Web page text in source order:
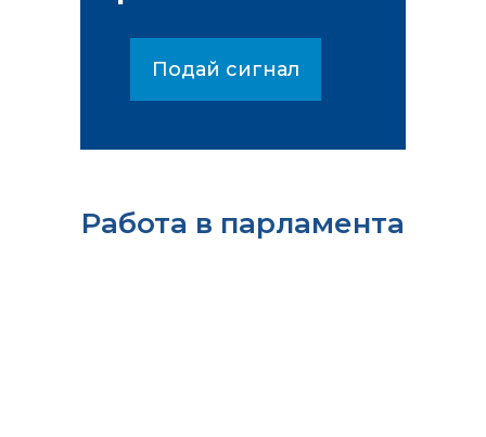
Подай сигнал
Работа в парламента